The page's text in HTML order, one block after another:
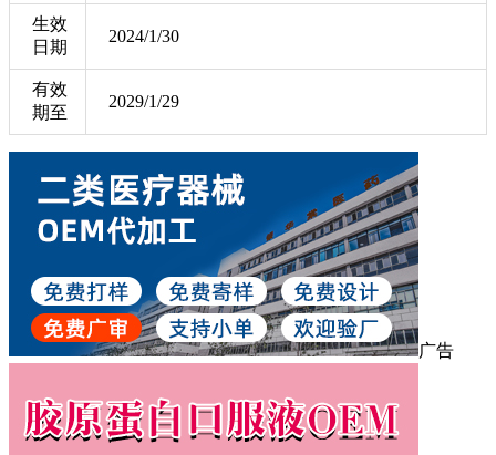
生效
日期
2024/1/30
有效
期至
2029/1/29
广告